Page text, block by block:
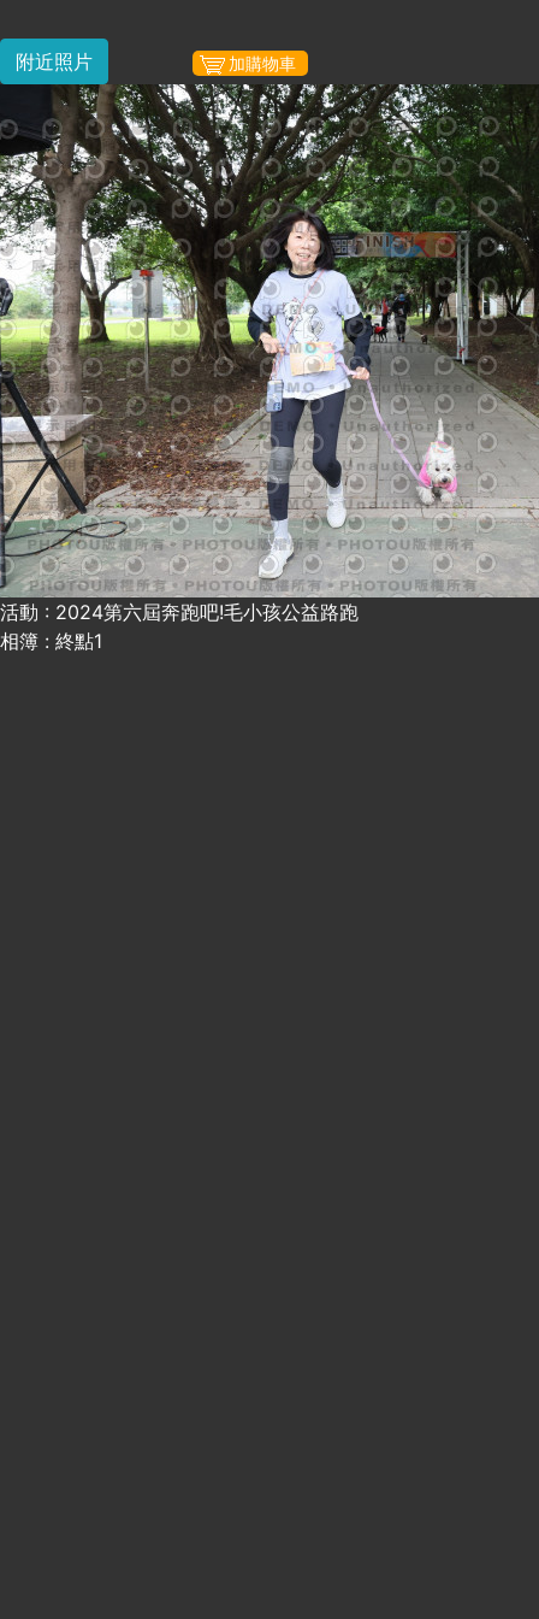
附近照片 加購物車
活動 : 2024第六屆奔跑吧!毛小孩公益路跑
相簿 : 終點1